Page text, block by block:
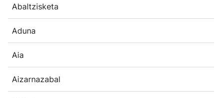
Abaltzisketa
Aduna
Aia
Aizarnazabal